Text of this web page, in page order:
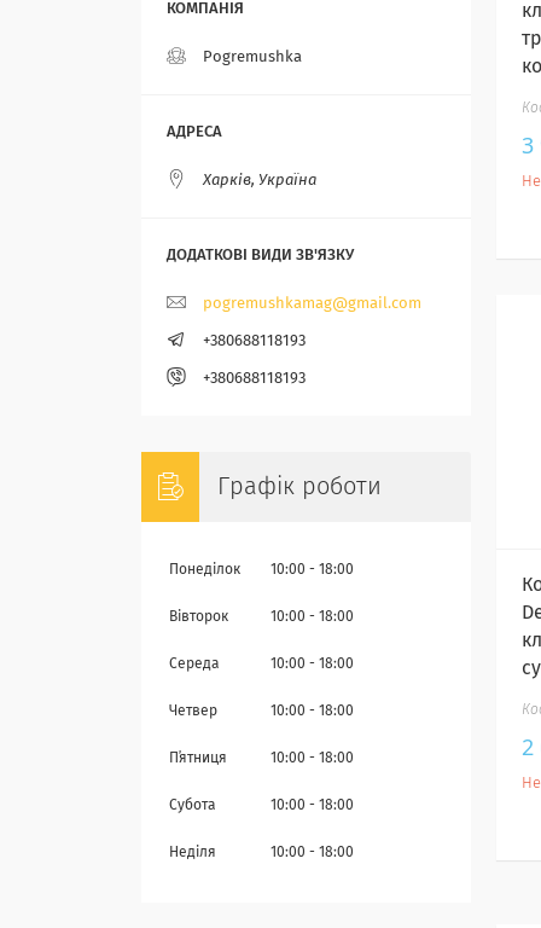
3
2
Pogremushka
Харків, Україна
pogremushkamag@gmail.com
+380688118193
+380688118193
Графік роботи
Понеділок 10:00 18:00
Вівторок 10:00 18:00
Середа 10:00 18:00
Четвер 10:00 18:00
Пʼятниця 10:00 18:00
Субота 10:00 18:00
Неділя 10:00 18:00